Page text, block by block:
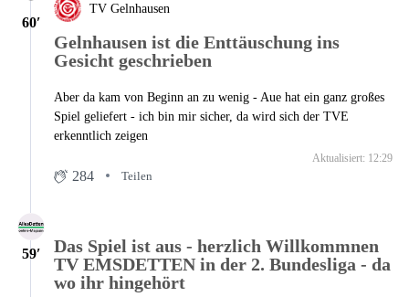
60′
TV Gelnhausen
Gelnhausen ist die Enttäuschung ins
Gesicht geschrieben
Aber da kam von Beginn an zu wenig - Aue hat ein ganz großes
Spiel geliefert - ich bin mir sicher, da wird sich der TVE
erkenntlich zeigen
Aktualisiert: 12:29
284 Teilen
59′
Das Spiel ist aus - herzlich Willkommnen
TV EMSDETTEN in der 2. Bundesliga - da
wo ihr hingehört